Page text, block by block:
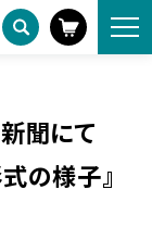
表彰式の様子』をご紹介
聞にて
の様子』